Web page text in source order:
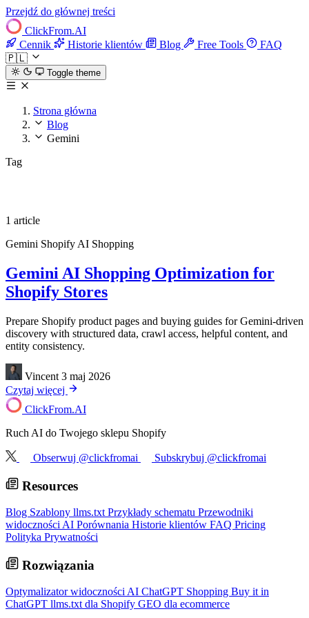
Przejdź do głównej treści
ClickFrom.AI
Cennik
Historie klientów Blog Free Tools
FAQ
🇵🇱
Toggle theme
Strona główna
Blog
Gemini
Tag
1 article
Gemini Shopify AI Shopping
Gemini AI Shopping Optimization for
Shopify Stores
Prepare Shopify product pages and buying guides for Gemini-driven
discovery with structured data, crawl access, helpful content, and
entity consistency.
Vincent 3 maj 2026
Czytaj więcej
ClickFrom.AI
Ruch AI do Twojego sklepu Shopify
Obserwuj @clickfromai Subskrybuj @clickfromai
Resources
Blog Szablony llms.txt Przykłady schematu Przewodniki
widoczności AI Porównania Historie klientów FAQ Pricing
Polityka Prywatności
Rozwiązania
Optymalizator widoczności AI ChatGPT Shopping Buy it in
ChatGPT llms.txt dla Shopify GEO dla ecommerce